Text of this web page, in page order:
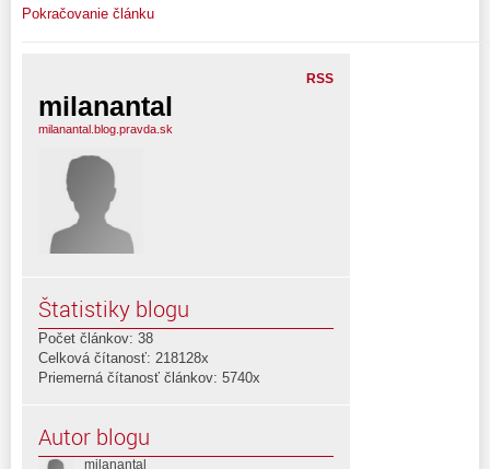
Pokračovanie článku
RSS
milanantal
milanantal.blog.pravda.sk
Štatistiky blogu
Počet článkov: 38
Celková čítanosť: 218128x
Priemerná čítanosť článkov: 5740x
Autor blogu
milanantal